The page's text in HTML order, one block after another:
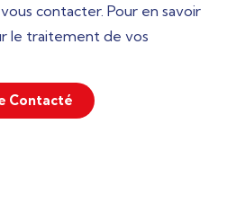
contacter. Pour en savoir
le traitement de vos
Contacté